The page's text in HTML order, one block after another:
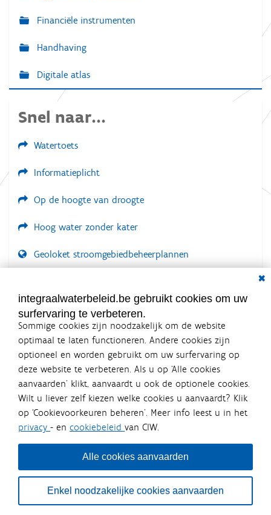
Financiële instrumenten
Handhaving
Digitale atlas
Snel naar...
Watertoets
Informatieplicht
Op de hoogte van droogte
Hoog water zonder kater
Geoloket stroomgebiedbeheerplannen
LOGIN VEREIST
integraalwaterbeleid.be gebruikt cookies om uw
surfervaring te verbeteren.
Sommige cookies zijn noodzakelijk om de website
optimaal te laten functioneren. Andere cookies zijn
optioneel en worden gebruikt om uw surfervaring op
deze website te verbeteren. Als u op ‘Alle cookies
aanvaarden’ klikt, aanvaardt u ook de optionele cookies.
Wilt u liever zelf kiezen welke cookies u aanvaardt? Klik
op ‘Cookievoorkeuren beheren’. Meer info leest u in het
privacy - en cookiebeleid van CIW.
Alle cookies aanvaarden
Enkel noodzakelijke cookies aanvaarden
Integraalwaterbeleid.be is een
officiële website van de Vlaamse
overheid
uitgegeven door Coördinatiecommissie Integraal
Waterbeleid
De Coördinatiecommissie Integraal Waterbeleid (CIW) is een
bestuursniveaus die bij het waterbeleid betrokken zijn. Ook
waterbedrijven nemen deel aan het overleg. Deze
samenwerking zorgt voor een gecoördineerde en
geïntegreerde aanpak van het waterbeleid en waterbeheer
in Vlaanderen.